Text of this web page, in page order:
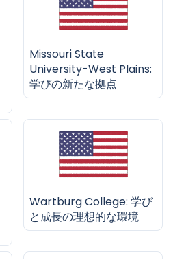
Missouri State
University-West Plains:
学びの新たな拠点
Wartburg College: 学び
と成長の理想的な環境